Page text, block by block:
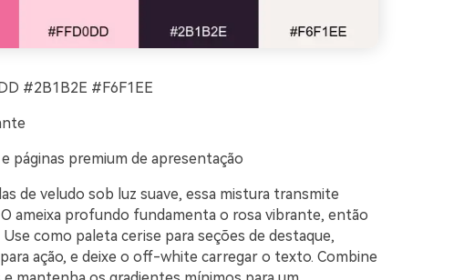
#2B1B2E #F6F1EE
páginas premium de apresentação
de veludo sob luz suave, essa mistura transmite
ameixa profundo fundamenta o rosa vibrante, então
Use como paleta cerise para seções de destaque,
ação, e deixe o off-white carregar o texto. Combine